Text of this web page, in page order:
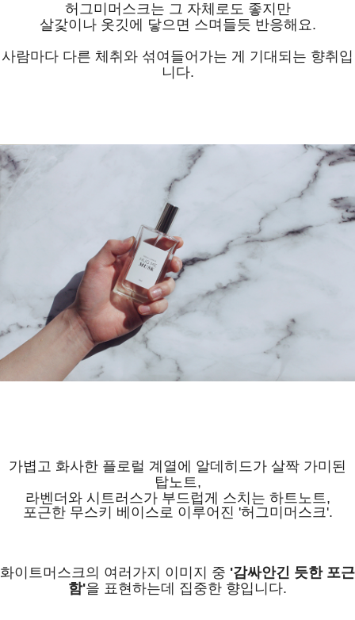
허그미머스크는 그 자체로도 좋지만
살갗이나 옷깃에 닿으면 스며들듯 반응해요.
사람마다 다른 체취와 섞여들어가는 게 기대되는 향취입
니다.
가볍고 화사한 플로럴 계열에 알데히드가 살짝 가미된
탑노트,
라벤더와 시트러스가 부드럽게 스치는 하트노트,
포근한 무스키 베이스로 이루어진 '허그미머스크'.
화이트머스크의 여러가지 이미지 중 '감싸안긴 듯한 포근
함'을 표현하는데 집중한 향입니다.